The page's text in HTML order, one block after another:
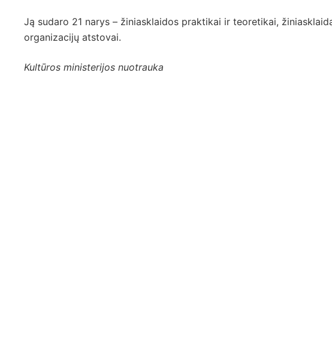
Ją sudaro 21 narys – žiniasklaidos praktikai ir teoretikai,
organizacijų atstovai.
Kultūros ministerijos nuotrauka